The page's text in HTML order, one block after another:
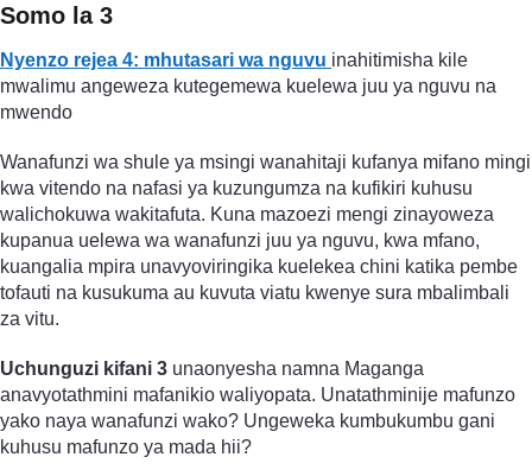
Somo la 3
Nyenzo rejea 4: mhutasari wa nguvu inahitimisha kile
mwalimu angeweza kutegemewa kuelewa juu ya nguvu na
mwendo
Wanafunzi wa shule ya msingi wanahitaji kufanya mifano mingi
kwa vitendo na nafasi ya kuzungumza na kufikiri kuhusu
walichokuwa wakitafuta. Kuna mazoezi mengi zinayoweza
kupanua uelewa wa wanafunzi juu ya nguvu, kwa mfano,
kuangalia mpira unavyoviringika kuelekea chini katika pembe
tofauti na kusukuma au kuvuta viatu kwenye sura mbalimbali
za vitu.
Uchunguzi kifani 3 unaonyesha namna Maganga
anavyotathmini mafanikio waliyopata. Unatathminije mafunzo
yako naya wanafunzi wako? Ungeweka kumbukumbu gani
kuhusu mafunzo ya mada hii?